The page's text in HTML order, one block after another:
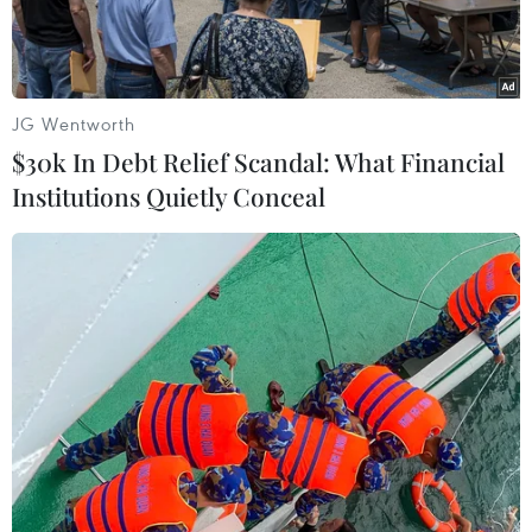
Các điểm tiêm vaccine đảm bảo đúng khoảng cách giãn cách.
(Ảnh: PV/Vietnam+)
Hiện nay, tiêm vaccine phòng COVID-19 được
xác định là giải pháp căn cơ nhất để tạo miễn
dịch trong cộng đồng góp phần đẩy lùi dịch
bệnh COVID-19.
JG Wentworth
$30k In Debt Relief Scandal: What Financial
Institutions Quietly Conceal